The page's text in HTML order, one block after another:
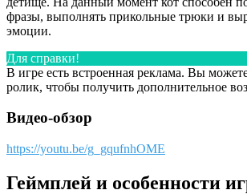
фразы, выполнять прикольные трюки и
эмоции.
Для справки!
В игре есть встроенная реклама. Вы
ролик, чтобы получить дополнительное
Видео-обзор
https://youtu.be/g_gqufnhOME
Геймплей и особенности